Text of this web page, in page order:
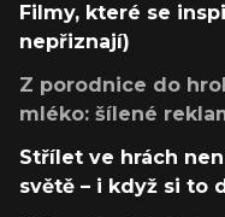
Filmy, které se
nepřiznají)
Z porodnice do
mléko: šílené
Střílet ve hrách
světě – i když si to